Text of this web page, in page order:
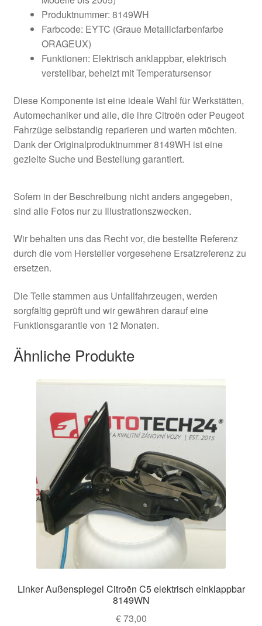
Produktnummer: 8149WH
Farbcode: EYTC (Graue Metallicfarbenfarbe
ORAGEUX)
Funktionen: Elektrisch anklappbar, elektrisch
verstellbar, beheizt mit Temperatursensor
Diese Komponente ist eine ideale Wahl für Werkstätten,
Automechaniker und alle, die ihre Citroën oder Peugeot
Fahrzüge selbstandig reparieren und warten möchten.
Dank der Originalproduktnummer 8149WH ist eine
gezielte Suche und Bestellung garantiert.
Sofern in der Beschreibung nicht anders angegeben,
sind alle Fotos nur zu Illustrationszwecken.
Wir behalten uns das Recht vor, die bestellte Referenz
durch die vom Hersteller vorgesehene Ersatzreferenz zu
ersetzen.
Die Teile stammen aus Unfallfahrzeugen, werden
sorgfältig geprüft und wir gewähren darauf eine
Funktionsgarantie von 12 Monaten.
Ähnliche Produkte
Linker Außenspiegel Citroën C5 elektrisch einklappbar
8149WN
€73,00